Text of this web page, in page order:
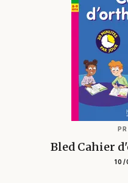
Bled Cahier
10/